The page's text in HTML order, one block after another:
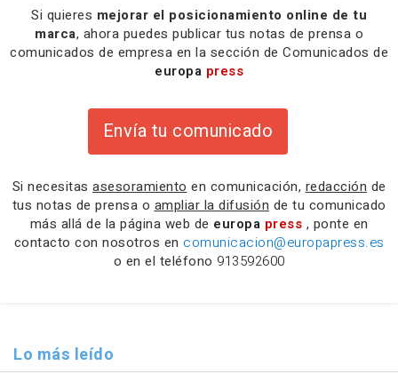
Si quieres mejorar el posicionamiento online de tu
marca, ahora puedes publicar tus notas de prensa o
comunicados de empresa en la sección de Comunicados de
europa press
Envía tu comunicado
Si necesitas asesoramiento en comunicación, redacción de
tus notas de prensa o ampliar la difusión de tu comunicado
más allá de la página web de europa press , ponte en
contacto con nosotros en comunicacion@europapress.es
o en el teléfono 913592600
Lo más leído